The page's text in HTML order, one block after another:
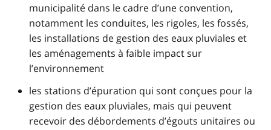
municipalité dans le cadre d’une convention,
notamment les conduites, les rigoles, les fossés,
les installations de gestion des eaux pluviales et
les aménagements à faible impact sur
l’environnement
les stations d’épuration qui sont conçues pour la
gestion des eaux pluviales, mais qui peuvent
recevoir des débordements d’égouts unitaires ou